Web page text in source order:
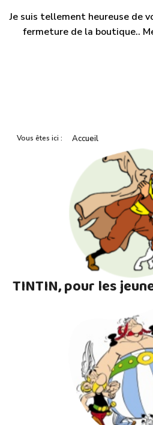
Je suis tellement heureuse de
fermeture de la boutique..
Vous êtes ici : Accueil
TINTIN, pour les